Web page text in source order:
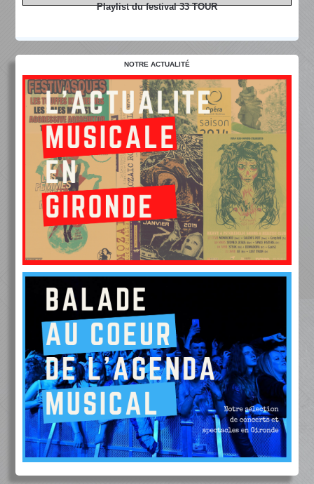
Playlist du festival 33 TOUR
NOTRE ACTUALITÉ